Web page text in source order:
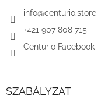
info@centurio.store
+421 907 808 715
Centurio Facebook
SZABÁLYZAT